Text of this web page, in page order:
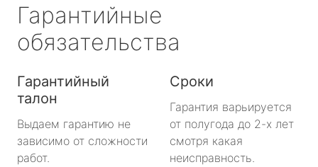
Гарантийные
обязательства
Гарантийный
талон
Выдаем гарантию не
зависимо от сложности
работ.
Сроки
Гарантия варьируется
от полугода до 2-х лет
смотря какая
неисправность.